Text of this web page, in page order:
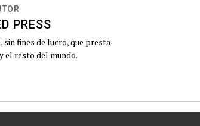
PRESS
sin fines de lucro, que presta
el resto del mundo.